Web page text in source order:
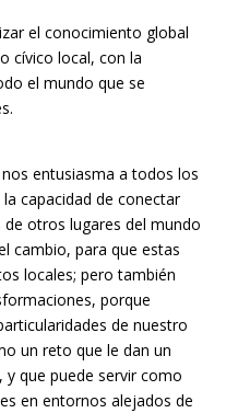
el conocimiento global
cívico local, con la
el mundo que se
entusiasma a todos los
capacidad de conectar
otros lugares del mundo
cambio, para que estas
locales; pero también
porque
de nuestro
un reto que le dan un
y que puede servir como
en entornos alejados de